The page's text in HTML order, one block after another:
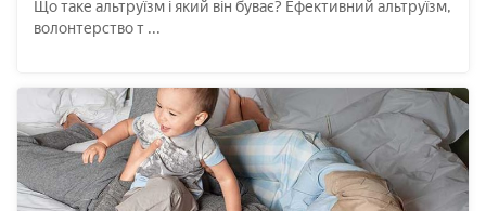
Що таке альтруїзм і який він буває? Ефективний альтруїзм,
волонтерство т ...